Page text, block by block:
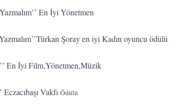
En İyi Yönetmen
Şoray en iyi Kadın oyuncu ödülü
En İyi Film,Yönetmen,Müzik
Vakfı Ödülü